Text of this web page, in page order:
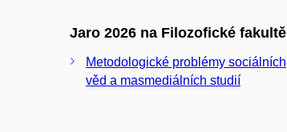
Jaro 2026 na Filozofické fakultě
Metodologické problémy sociálních
věd a masmediálních studií